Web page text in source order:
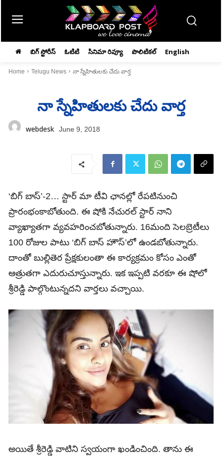
బిగ్ స్టోరీస్ ఓటిటి సినిమా రివ్యూ పొలిటికల్ English
Home Telugu News నా స్నేహితులకు చేదు వార్త
నా స్నేహితులకు చేదు వార్త
webdesk June 9, 2018
‘బిగ్‌ బాస్‌’-2… స్టార్‌ మా టీవి ఛానల్లో రేపటినుంచి
ప్రారంభంకాబోతుంది. ఈ షోకి నేచురల్‌ స్టార్‌ నాని
వ్యాఖ్యాతగా వ్యవహరించబోతున్నారు. 16మంది సెలబ్రెటీలు
100 రోజుల పాటు ‘బిగ్‌ బాస్‌ హౌస్‌’లో ఉండబోతున్నారు.
దాంతో బుల్లితెర ప్రేక్షకులంతా ఈ కార్యక్రమం కోసం ఎంతో
ఆత్రుతగా ఎదురుచూస్తున్నారు. ఇక ఇప్పటి వరకూ ఈ షోలో
శ్రీరెడ్డి పాల్గొంటున్నదని వార్తలు వచ్చాయి.
అయితే శ్రీరెడ్డి వాటిని స్వయంగా ఖండించింది. తాను ఈ